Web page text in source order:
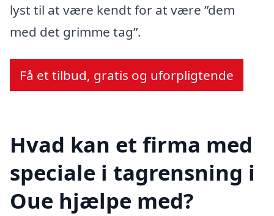
lyst til at være kendt for at være ”dem
med det grimme tag”.
Få et tilbud, gratis og uforpligtende
Hvad kan et firma med
speciale i tagrensning i
Oue hjælpe med?